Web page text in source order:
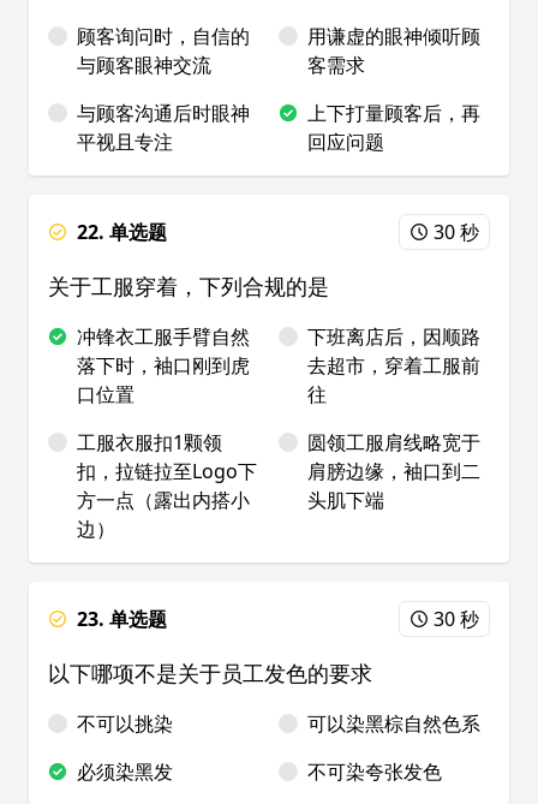
顾客询问时，自信的
与顾客眼神交流
用谦虚的眼神倾听顾
客需求
与顾客沟通后时眼神
平视且专注
上下打量顾客后，再
回应问题
22. 单选题 30 秒
关于工服穿着，下列合规的是
冲锋衣工服手臂自然
落下时，袖口刚到虎
口位置
下班离店后，因顺路
去超市，穿着工服前
往
工服衣服扣1颗领
扣，拉链拉至Logo下
方一点（露出内搭小
边）
圆领工服肩线略宽于
肩膀边缘，袖口到二
头肌下端
23. 单选题 30 秒
以下哪项不是关于员工发色的要求
不可以挑染
可以染黑棕自然色系
必须染黑发
不可染夸张发色